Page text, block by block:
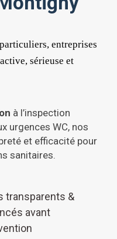
entreprises
sérieuse et
à l’inspection
urgences WC, nos
et efficacité pour
sanitaires.
transparents &
avant